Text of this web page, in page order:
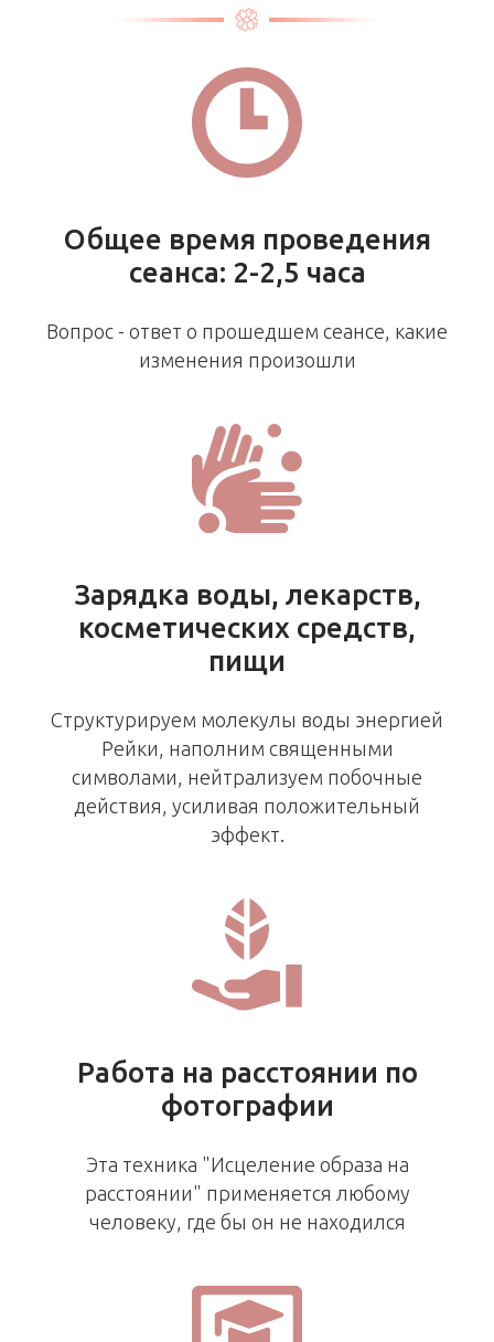
Общее время проведения
сеанса: 2-2,5 часа
Вопрос - ответ о прошедшем сеансе, какие
изменения произошли
Зарядка воды, лекарств,
косметических средств,
пищи
Структурируем молекулы воды энергией
Рейки, наполним священными
символами, нейтрализуем побочные
действия, усиливая положительный
эффект.
Работа на расстоянии по
фотографии
Эта техника "Исцеление образа на
расстоянии" применяется любому
человеку, где бы он не находился